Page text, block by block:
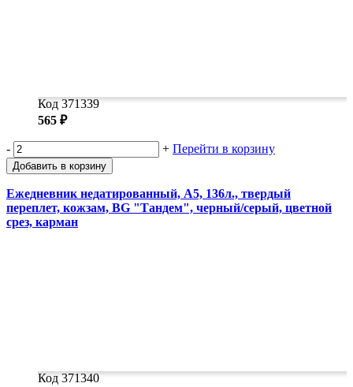
Код 371339
565 ₽
- + Перейти в корзину
Добавить в корзину
Ежедневник недатированный, А5, 136л., твердый
переплет, кожзам, BG "Тандем", черный/серый, цветной
срез, карман
Код 371340